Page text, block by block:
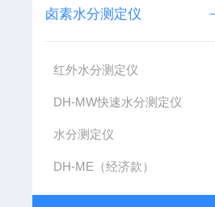
卤素水分测定仪
红外水分测定仪
DH-MW快速水分测定仪
水分测定仪
DH-ME（经济款）